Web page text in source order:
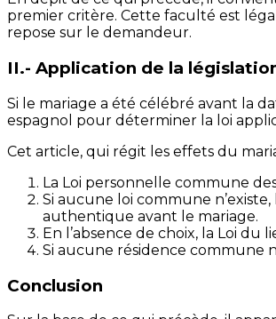
premier critère. Cette faculté est
repose sur le demandeur.
II.- Application de la
Si le mariage a été célébré avant la
espagnol pour déterminer la loi
Cet article, qui régit les effets du
La Loi personnelle commune
Si aucune loi commune
authentique avant le mariage.
En l’absence de choix, la Loi
Si aucune résidence commune
Conclusion